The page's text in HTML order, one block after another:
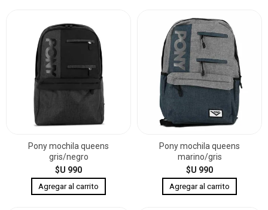
Pony mochila queens
gris/negro
$U 990
Pony mochila queens
marino/gris
$U 990